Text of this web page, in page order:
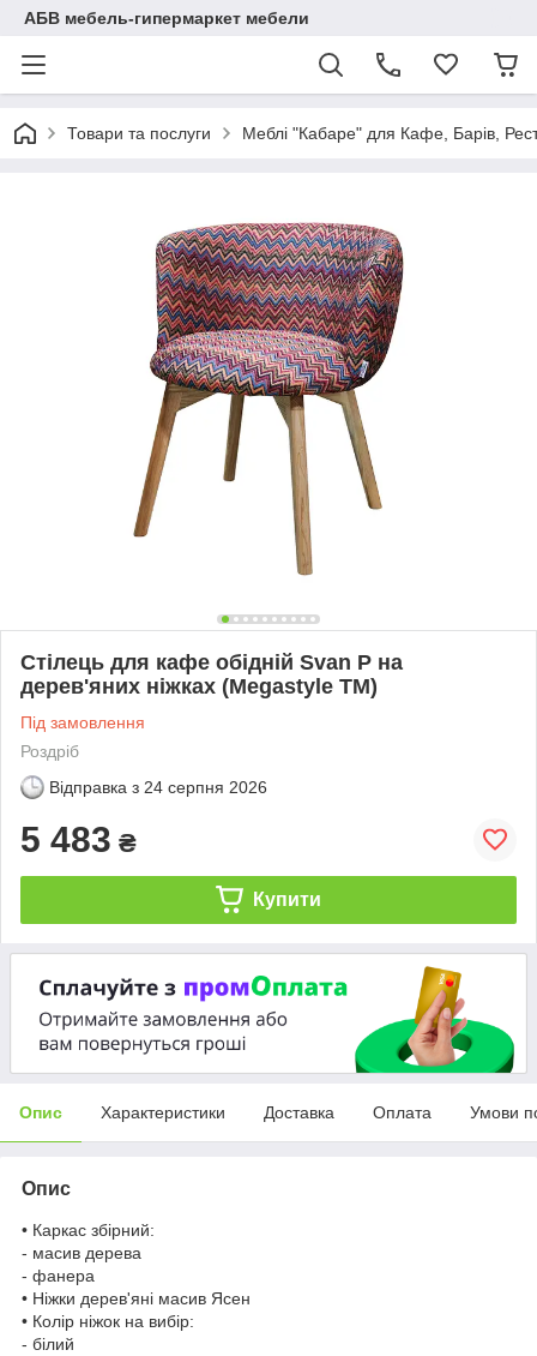
АБВ мебель-гипермаркет мебели
Товари та послуги Меблі "Кабаре" для Кафе, Барів,
Стілець для кафе обідній Svan P на
дерев'яних ніжках (Megastyle ТМ)
Під замовлення
Роздріб
Відправка з 24 серпня 2026
5 483 ₴
Купити
Опис Характеристики Доставка Оплата Умови
Опис
• Каркас збірний:
- масив дерева
- фанера
• Ніжки дерев'яні масив Ясен
• Колір ніжок на вибір:
- білий